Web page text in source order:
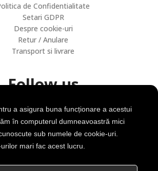
de Confidentialitate
Setari GDPR
Despre cookie-uri
Retur / Anulare
Transport si livrare
Follow us
a asigura buna funcționare a acestui
în computerul dumneavoastră mici
sub numele de cookie-uri.
mari fac acest lucru.